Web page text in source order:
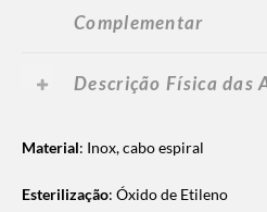
Complementar
Descrição Física das
Material: Inox, cabo espiral
Esterilização: Óxido de Etileno